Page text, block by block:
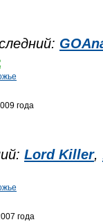
года
Lord Killer,
года